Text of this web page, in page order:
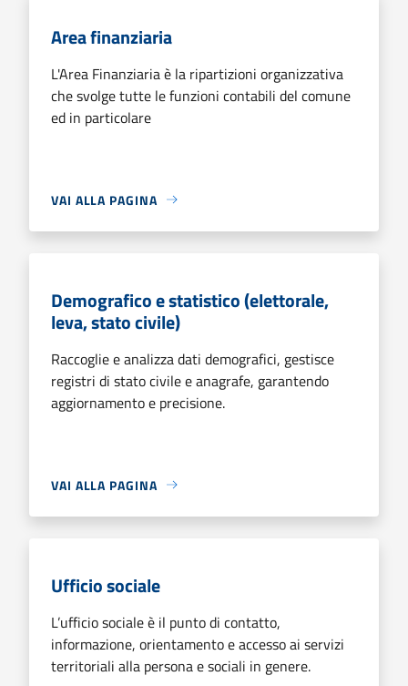
Area finanziaria
L'Area Finanziaria è la ripartizioni organizzativa
che svolge tutte le funzioni contabili del comune
ed in particolare
VAI ALLA PAGINA
Demografico e statistico (elettorale,
leva, stato civile)
Raccoglie e analizza dati demografici, gestisce
registri di stato civile e anagrafe, garantendo
aggiornamento e precisione.
VAI ALLA PAGINA
Ufficio sociale
L’ufficio sociale è il punto di contatto,
informazione, orientamento e accesso ai servizi
territoriali alla persona e sociali in genere.